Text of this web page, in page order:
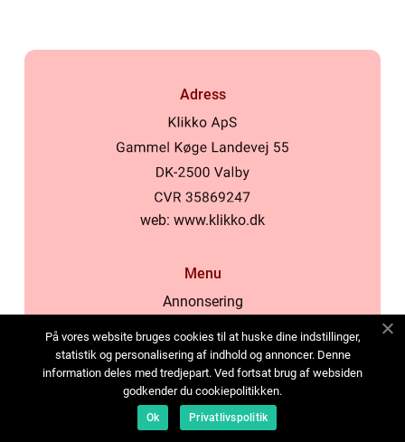
Adress
web: www.klikko.dk
Menu
Annonsering
Cookies
Kontakta oss
Sitemap
På vores website bruges cookies til at huske dine indstillinger,
statistik og personalisering af indhold og annoncer. Denne
information deles med tredjepart. Ved fortsat brug af websiden
godkender du cookiepolitikken.
Ok Privatlivspolitik